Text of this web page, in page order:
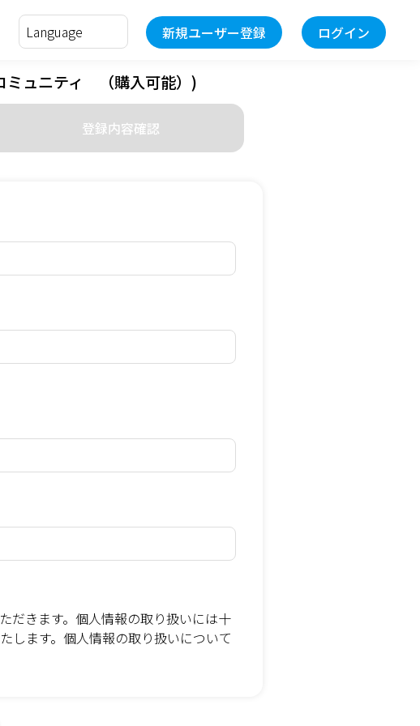
新規ユーザー登録 ログイン
ミュニティ （購入可能）)
登録内容確認
だきます。個人情報の取り扱いには十
します。個人情報の取り扱いについて